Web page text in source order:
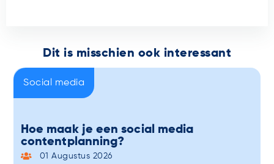
Dit is misschien ook interessant
Social media
Hoe maak je een social media
contentplanning?
01 Augustus 2026